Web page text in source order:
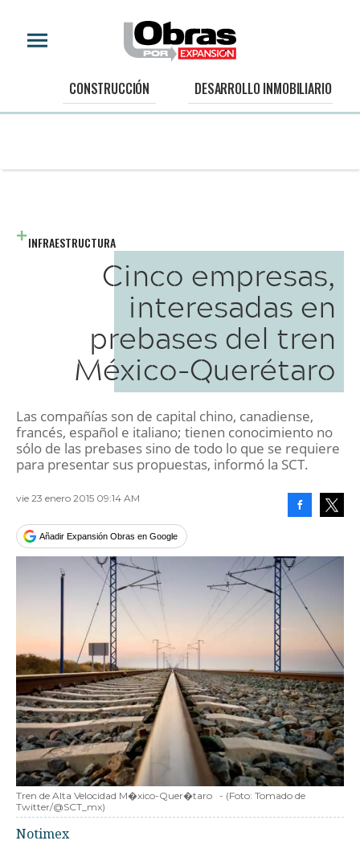
CONSTRUCCIÓN DESARROLLO INMOBILIARIO
INFRAESTRUCTURA
Cinco empresas,
interesadas en
prebases del tren
México-Querétaro
Las compañías son de capital chino, canadiense,
francés, español e italiano; tienen conocimiento no
sólo de las prebases sino de todo lo que se requiere
para presentar sus propuestas, informó la SCT.
vie 23 enero 2015 09:14 AM
Añadir Expansión Obras en Google
Tren de Alta Velocidad M�xico-Quer�taro - (Foto: Tomado de
Twitter/@SCT_mx)
Notimex